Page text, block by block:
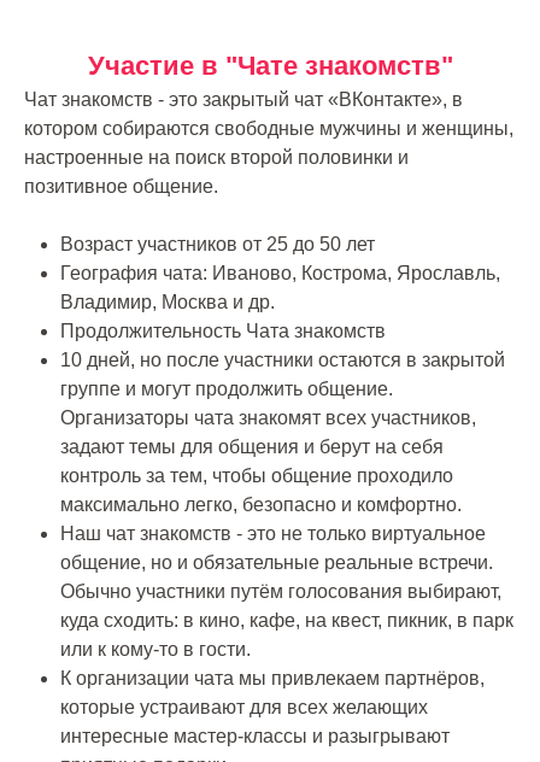
Участие в "Чате знакомств"
Чат знакомств - это закрытый чат «ВКонтакте», в
котором собираются свободные мужчины и женщины,
настроенные на поиск второй половинки и
позитивное общение.
Возраст участников от 25 до 50 лет
География чата: Иваново, Кострома, Ярославль,
Владимир, Москва и др.
Продолжительность Чата знакомств
10 дней, но после участники остаются в закрытой
группе и могут продолжить общение.
Организаторы чата знакомят всех участников,
задают темы для общения и берут на себя
контроль за тем, чтобы общение проходило
максимально легко, безопасно и комфортно.
Наш чат знакомств - это не только виртуальное
общение, но и обязательные реальные встречи.
Обычно участники путём голосования выбирают,
куда сходить: в кино, кафе, на квест, пикник, в парк
или к кому-то в гости.
К организации чата мы привлекаем партнёров,
которые устраивают для всех желающих
интересные мастер-классы и разыгрывают